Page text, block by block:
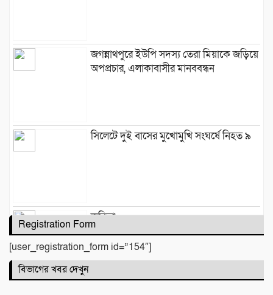
জগন্নাথপুরে ইউপি সদস্য তেরা মিয়াকে জড়িয়ে
অপপ্রচার, এলাকাবাসীর মানববন্ধন
সিলেটে দুই বাসের মুখোমুখি সংঘর্ষে নিহত ৯
কবিতা :
Registration Form
[user_registration_form id=”154″]
বিভাগের খবর দেখুন